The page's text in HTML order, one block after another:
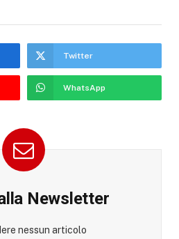
Twitter
WhatsApp
Newsletter
nessun articolo